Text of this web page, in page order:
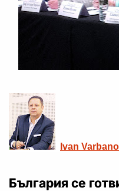
Ivan
България се